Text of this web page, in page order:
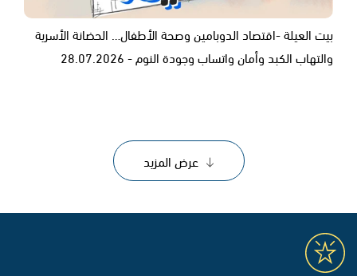
بيت العيلة -اقتصاد الدوبامين وصحة الأطفال… الحضانة الأسرية
والتهاب الكبد وأمان واتساب وجودة النوم - 28.07.2026
عرض المزيد